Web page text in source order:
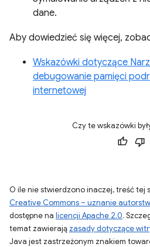
dane.
Aby dowiedzieć się więcej,
Wskazówki dotyczące
debugowanie pamięci
internetowej
Czy te wskazówki
O ile nie stwierdzono inaczej, treść tej
Creative Commons – uznanie
dostępne na licencji Apache 2.0.
temat zawierają zasady dotyczące
Java jest zastrzeżonym znakiem